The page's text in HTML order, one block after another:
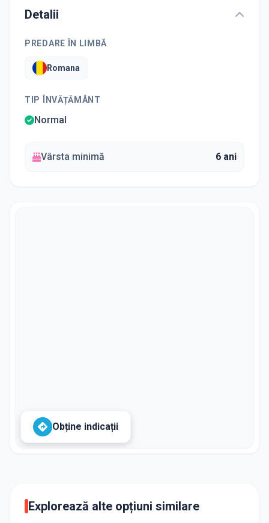
Detalii
PREDARE ÎN LIMBĂ
Romana
TIP ÎNVĂȚĂMÂNT
Normal
Vârsta minimă 6 ani
Obține indicații
Explorează alte opțiuni similare